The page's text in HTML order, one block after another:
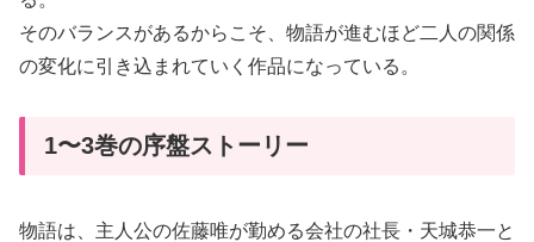
そのバランスがあるからこそ、物語が進むほど二人の関係
の変化に引き込まれていく作品になっている。
1〜3巻の序盤ストーリー
物語は、主人公の佐藤唯が勤める会社の社長・天城恭一と